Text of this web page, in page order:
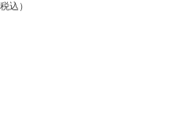
込）